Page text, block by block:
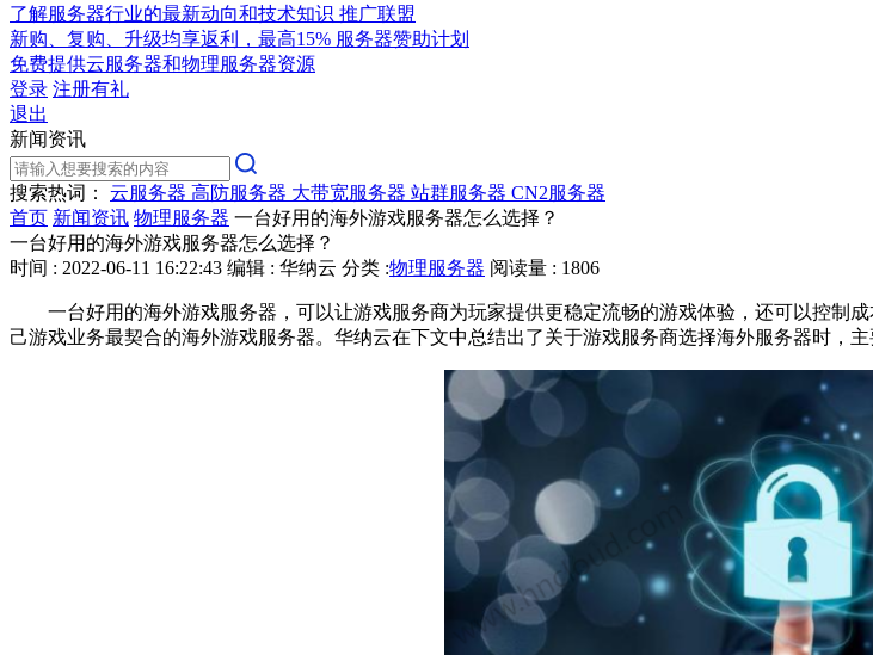
了解服务器行业的最新动向和技术知识 推广联盟
新购、复购、升级均享返利，最高15% 服务器赞助计划
免费提供云服务器和物理服务器资源
登录 注册有礼
退出
新闻资讯
搜索热词： 云服务器 高防服务器 大带宽服务器 站群服务器 CN2服务器
首页 新闻资讯 物理服务器 一台好用的海外游戏服务器怎么选择？
一台好用的海外游戏服务器怎么选择？
时间 : 2022-06-11 16:22:43 编辑 : 华纳云 分类 :物理服务器 阅读量 : 1806
一台好用的海外游戏服务器，可以让游戏服务商为玩家提供更稳定流畅的游戏体验，还可以控制
己游戏业务最契合的海外游戏服务器。华纳云在下文中总结出了关于游戏服务商选择海外服务器时，主